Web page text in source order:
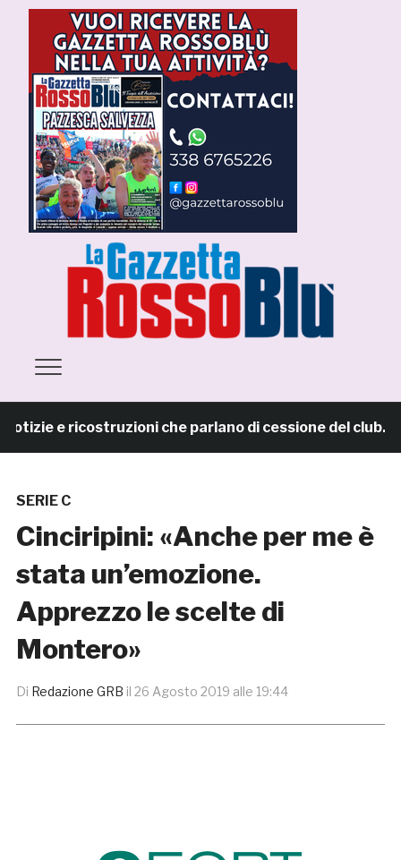
e ricostruzioni che parlano di cessione del club. IL
SERIE C
Cinciripini: «Anche per me è
stata un’emozione.
Apprezzo le scelte di
Montero»
Di Redazione GRB il 26 Agosto 2019 alle 19:44